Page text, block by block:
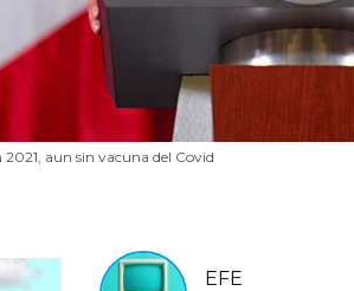
2021, aun sin vacuna del Covid
EFE